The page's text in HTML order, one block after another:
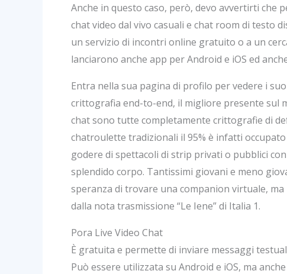
Anche in questo caso, però, devo avvertirti che
chat video dal vivo casuali e chat room di testo
un servizio di incontri online gratuito o a un
lanciarono anche app per Android e iOS ed
Entra nella sua pagina di profilo per vedere i
crittografia end-to-end, il migliore presente sul
chat sono tutte completamente crittografie di
chatroulette tradizionali il 95% è infatti
godere di spettacoli di strip privati o pubblici
splendido corpo. Tantissimi giovani e meno
speranza di trovare una companion virtuale,
dalla nota trasmissione “Le Iene” di Italia 1.
Pora Live Video Chat
È gratuita e permette di inviare messaggi
Può essere utilizzata su Android e iOS, ma